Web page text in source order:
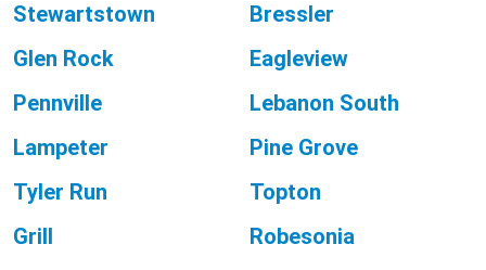
Stewartstown
Bressler
Glen Rock
Eagleview
Pennville
Lebanon South
Lampeter
Pine Grove
Tyler Run
Topton
Grill
Robesonia